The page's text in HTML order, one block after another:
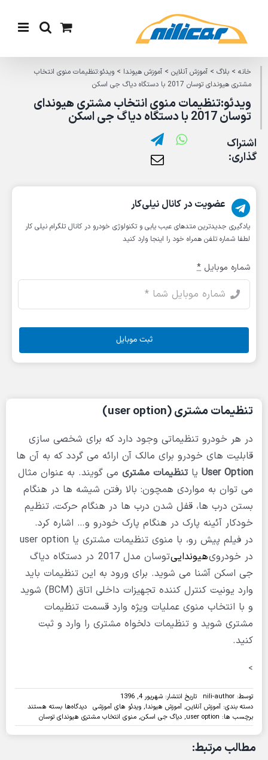
content
خانه> بلاگ> آموزش آنلاین> آموزش هیوندا > ویدئو:تنظیمات منوی انتخاب
مشتری هیوندای توسان 2017 با دستگاه دیاگ جی اسکن
ویدئو:تنظیمات منوی انتخاب مشتری هیوندای
توسان 2017 با دستگاه دیاگ جی اسکن
اشتراک
گذاری:
تنظیمات مشتری (user option)
در هر خودرو تنظیماتی وجود دارد که برای شخصی سازی
قابلیت های خودرو برای مالک آن ارائه می گردد که به آن ها
User Option یا تنظیمات مشتری می گویند. به عنوان مثال
می توان به مواردی همچون: بالا رفتن شیشه ها در هنگام
بستن درب ها، قفل شدن درب ها در هنگام حرکت، تنظیم
خودکار آئینه پارک در هنگام پارک خودرو و… اشاره کرد.
در فیلم پیش رو، با منوی تنظیمات مشتری یا user option
در خودرویهیوندایی
توسان مدل 2017 در دستگاه دیاگ
جی اسکن آشنا می شوید. برای ورود به این تنظیمات باید
وارد یونیت کنترل کننده تجهیزات داخلی اتاق (BCM) شوید
و با انتخاب منوی عملیات ویژه وارد قسمت تنظیمات
مشتری شوید و تنظیمات دلخواه مشتری را وارد و ثبت
کنید.
>
توسط: nili-author
تاریخ انتشار: شهریور 4, 1396
دسته بندی: آموزش آنلاین, آموزش هیوندا, ویدئو های آموزشی دیدگاه‌ها برای
ویدئو:تنظیمات
منوی
انتخاب
بسته هستند
برچسب ها: user option
, دیاگ جی اسکن, منوی انتخاب مشتری هیوندای توسان
مطالب مرتبط:
عضویت در کانال نیلی‌کار
یادگیری جدیدترین متد‌های عیب یابی‌ و تکنولوژی خودرو در کانال تلگرام نیلی کار
لطفا شماره تلفن همراه خود را اینجا وارد کنید
شماره موبایل *
ثبت موبایل